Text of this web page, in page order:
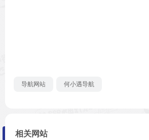
导航网站 何小遇导航
相关网站